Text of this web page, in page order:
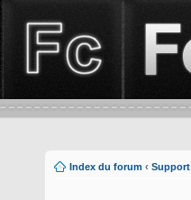
Index du forum ‹ Support